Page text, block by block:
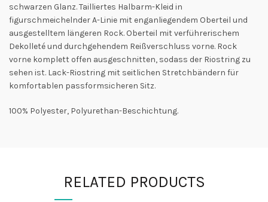
schwarzen Glanz. Tailliertes Halbarm-Kleid in
figurschmeichelnder A-Linie mit enganliegendem Oberteil und
ausgestelltem längeren Rock. Oberteil mit verführerischem
Dekolleté und durchgehendem Reißverschluss vorne. Rock
vorne komplett offen ausgeschnitten, sodass der Riostring zu
sehen ist. Lack-Riostring mit seitlichen Stretchbändern für
komfortablen passformsicheren Sitz.
100% Polyester, Polyurethan-Beschichtung.
RELATED PRODUCTS